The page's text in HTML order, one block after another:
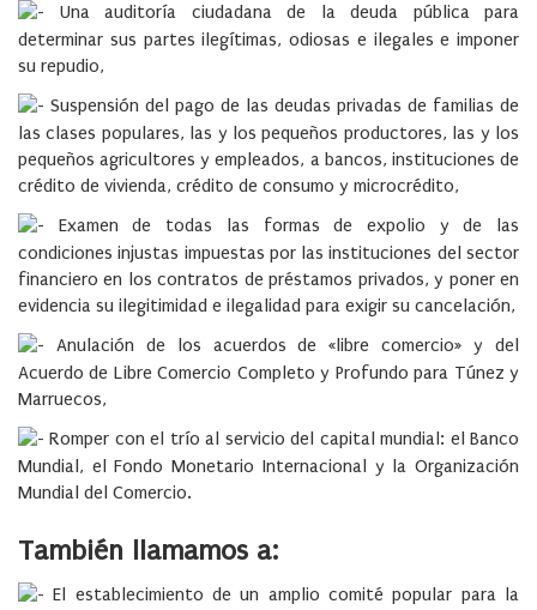
Una auditoría ciudadana de la deuda pública para
determinar sus partes ilegítimas, odiosas e ilegales e imponer
su repudio,
Suspensión del pago de las deudas privadas de familias de
las clases populares, las y los pequeños productores, las y los
pequeños agricultores y empleados, a bancos, instituciones de
crédito de vivienda, crédito de consumo y microcrédito,
Examen de todas las formas de expolio y de las
condiciones injustas impuestas por las instituciones del sector
financiero en los contratos de préstamos privados, y poner en
evidencia su ilegitimidad e ilegalidad para exigir su cancelación,
Anulación de los acuerdos de «libre comercio» y del
Acuerdo de Libre Comercio Completo y Profundo para Túnez y
Marruecos,
Romper con el trío al servicio del capital mundial: el Banco
Mundial, el Fondo Monetario Internacional y la Organización
Mundial del Comercio.
También llamamos a:
El establecimiento de un amplio comité popular para la